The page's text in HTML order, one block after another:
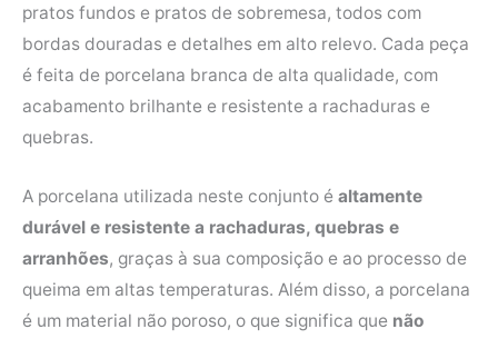
pratos fundos e pratos de sobremesa, todos com
bordas douradas e detalhes em alto relevo. Cada peça
é feita de porcelana branca de alta qualidade, com
acabamento brilhante e resistente a rachaduras e
quebras.
A porcelana utilizada neste conjunto é altamente
durável e resistente a rachaduras, quebras e
arranhões, graças à sua composição e ao processo de
queima em altas temperaturas. Além disso, a porcelana
é um material não poroso, o que significa que não